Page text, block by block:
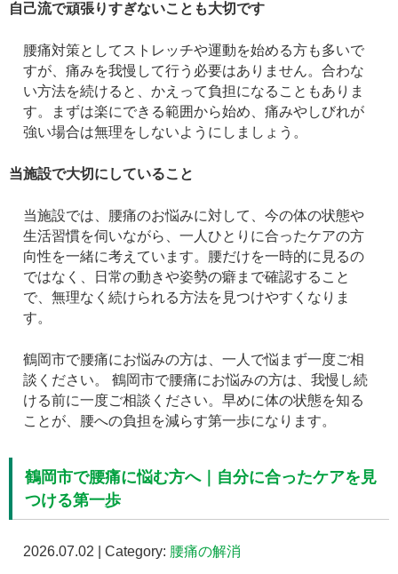
自己流で頑張りすぎないことも大切です
腰痛対策としてストレッチや運動を始める方も多いで
すが、痛みを我慢して行う必要はありません。合わな
い方法を続けると、かえって負担になることもありま
す。まずは楽にできる範囲から始め、痛みやしびれが
強い場合は無理をしないようにしましょう。
当施設で大切にしていること
当施設では、腰痛のお悩みに対して、今の体の状態や
生活習慣を伺いながら、一人ひとりに合ったケアの方
向性を一緒に考えています。腰だけを一時的に見るの
ではなく、日常の動きや姿勢の癖まで確認すること
で、無理なく続けられる方法を見つけやすくなりま
す。
鶴岡市で腰痛にお悩みの方は、一人で悩まず一度ご相
談ください。 鶴岡市で腰痛にお悩みの方は、我慢し続
ける前に一度ご相談ください。早めに体の状態を知る
ことが、腰への負担を減らす第一歩になります。
鶴岡市で腰痛に悩む方へ｜自分に合ったケアを見
つける第一歩
2026.07.02 | Category: 腰痛の解消